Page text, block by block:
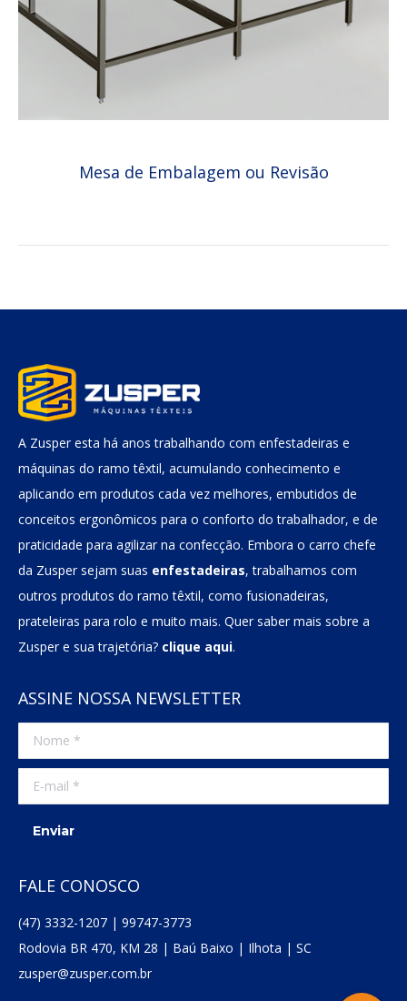
Mesa de Embalagem ou Revisão
A Zusper esta há anos trabalhando com enfestadeiras e
máquinas do ramo têxtil, acumulando conhecimento e
aplicando em produtos cada vez melhores, embutidos de
conceitos ergonômicos para o conforto do trabalhador, e de
praticidade para agilizar na confecção. Embora o carro chefe
da Zusper sejam suas enfestadeiras, trabalhamos com
outros produtos do ramo têxtil, como fusionadeiras,
prateleiras para rolo e muito mais. Quer saber mais sobre a
Zusper e sua trajetória? clique aqui.
ASSINE NOSSA NEWSLETTER
Nome *
E-mail *
Enviar
FALE CONOSCO
(47) 3332-1207 | 99747-3773
Rodovia BR 470, KM 28 | Baú Baixo | Ilhota | SC
zusper@zusper.com.br